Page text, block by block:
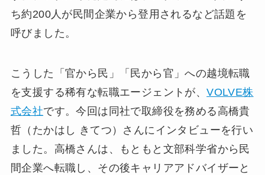
ち約200人が民間企業から登用されるなど話題を
呼びました。
こうした「官から民」「民から官」への越境転職
を支援する稀有な転職エージェントが、VOLVE株
式会社です。今回は同社で取締役を務める高橋貴
哲（たかはし きてつ）さんにインタビューを行い
ました。高橋さんは、もともと文部科学省から民
間企業へ転職し、その後キャリアアドバイザーと